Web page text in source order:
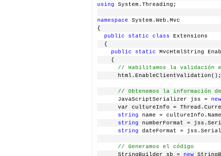
using System.Threading;
namespace System.Web.Mvc
{
  public
static class Extensions
{
    public
static MvcHtmlString
{
// Habilitamos la validación
html.EnableClientValidation();
// Obtenemos la información
JavaScriptSerializer jss = new
var cultureInfo =
      string
name =
      string
numberFormat =
      string
dateFormat =
      // Generamos el código
StringBuilder sb = new